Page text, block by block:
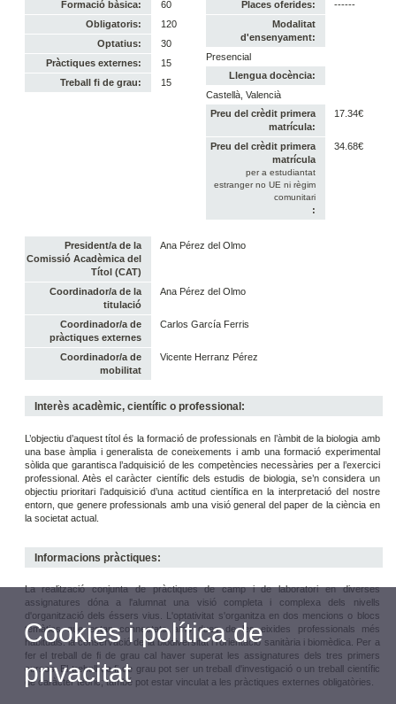
Formació bàsica:
60
Obligatoris:
120
Optatius:
30
Pràctiques externes:
15
Treball fi de grau:
15
Places oferides:
------
Modalitat
d'ensenyament:
Presencial
Llengua docència:
Castellà, Valencià
Preu del crèdit primera
matrícula:
17.34€
Preu del crèdit primera
matrícula
per a estudiantat
estranger no UE ni règim
comunitari
:
34.68€
President/a de la
Comissió Acadèmica del
Títol (CAT)
Ana Pérez del Olmo
Coordinador/a de la
titulació
Ana Pérez del Olmo
Coordinador/a de
pràctiques externes
Carlos García Ferris
Coordinador/a de
mobilitat
Vicente Herranz Pérez
Interès acadèmic, científic o professional:
L’objectiu d’aquest títol és la formació de professionals en l’àmbit de la biologia amb
una base àmplia i generalista de coneixements i amb una formació experimental
sòlida que garantisca l’adquisició de les competències necessàries per a l’exercici
professional. Atès el caràcter científic dels estudis de biologia, se’n considera un
objectiu prioritari l’adquisició d’una actitud científica en la interpretació del nostre
entorn, que genere professionals amb una visió general del paper de la ciència en
la societat actual.
Informacions pràctiques:
La realització conjunta de pràctiques de camp i de laboratori en diverses
assignatures dóna a l'alumnat una visió completa i complexa dels nivells
d'organització dels éssers vius. L'optativitat s'organitza en dos mencions o blocs
temàtics que estan connectats amb dues de les eixides professionals més
habituals: la conservació de la biodiversitat i l'orientació sanitària i biomèdica. Per a
fer el treball de fi de grau cal haver superat les assignatures dels tres primers
cursos. El treball de fi de grau pot ser un treball d'investigació o un treball científic
de caràcter teòric; també pot estar vinculat a les pràctiques externes obligatòries.
Cookies i política de
privacitat